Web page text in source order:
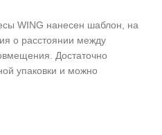
WING нанесен шаблон, на
о расстоянии между
Достаточно
упаковки и можно